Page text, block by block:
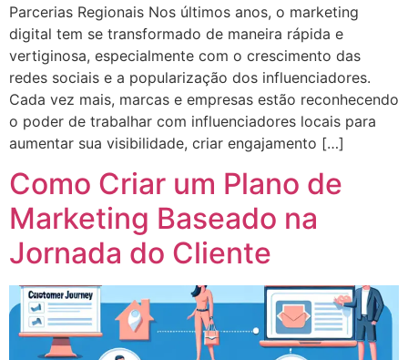
Parcerias Regionais Nos últimos anos, o marketing
digital tem se transformado de maneira rápida e
vertiginosa, especialmente com o crescimento das
redes sociais e a popularização dos influenciadores.
Cada vez mais, marcas e empresas estão reconhecendo
o poder de trabalhar com influenciadores locais para
aumentar sua visibilidade, criar engajamento […]
Como Criar um Plano de
Marketing Baseado na
Jornada do Cliente